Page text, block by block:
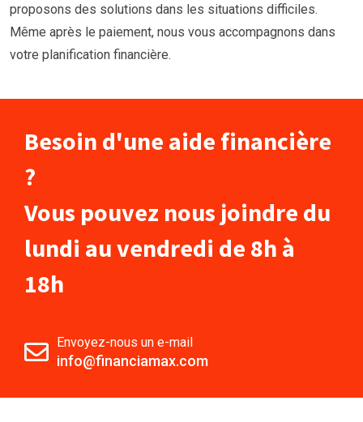
proposons des solutions dans les situations difficiles.
Même après le paiement, nous vous accompagnons dans
votre planification financière.
Besoin d'une aide financière
?
Vous pouvez nous joindre du
lundi au vendredi de 8h à
18h
Envoyez-nous un e-mail
info@financiamax.com